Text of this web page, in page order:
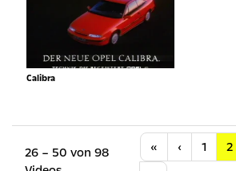
Calibra
26 – 50 von 98
«Anfang
‹Vorherige
1 2